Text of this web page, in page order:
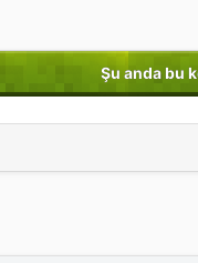
Şu anda bu